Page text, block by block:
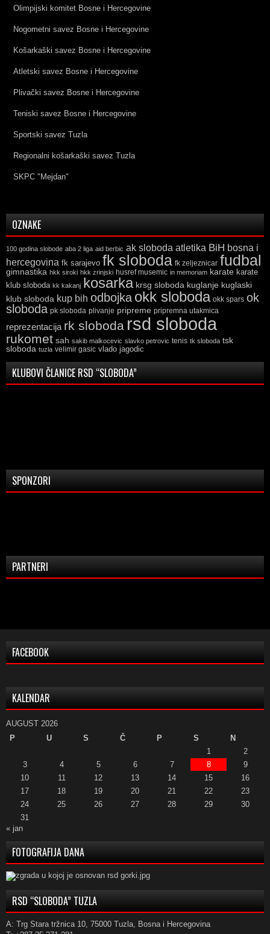
Olimpijski komitet Bosne i Hercegovine
Nogometni savez Bosne i Hercegovine
Košarkaški savez Bosne i Hercegovine
Atletski savez Bosne i Hercegovine
Plivački savez Bosne i Hercegovine
Teniski savez Bosne i Hercegovine
Sportski savez Tuzla
Regionalni košarkaški savez Tuzla
SKPC "Mejdan"
OZNAKE
100 godina slobode aba 2 liga aid berbic ak sloboda atletika BiH bosna i
hercegovina fk sarajevo fk sloboda fk zeljeznicar fudbal
gimnastika hkk siroki hkk zrinjski husref musemic in memoriam karate karate
klub sloboda kk kakanj kosarka krsg sloboda kuglanje kuglaski
klub sloboda kup bih odbojka okk sloboda okk spars ok
sloboda pk sloboda plivanje pripreme pripremna utakmica
reprezentacija rk sloboda rsd sloboda
rukomet sah sakib malkocevic slavko petrovic tenis tk sloboda tsk
sloboda tuzla velimir gasic vlado jagodic
KLUBOVI ČLANICE RSD “SLOBODA”
SPONZORI
PARTNERI
FACEBOOK
KALENDAR
AUGUST 2026
P
U S Č P S
N
1
2
3
4 5 6 7 8
9
10
11 12 13 14 15
16
17
18 19 20 21 22
23
24
25 26 27 28 29
30
31
« jan
FOTOGRAFIJA DANA
RSD “SLOBODA” TUZLA
A: Trg Stara tržnica 10, 75000 Tuzla, Bosna i Hercegovina